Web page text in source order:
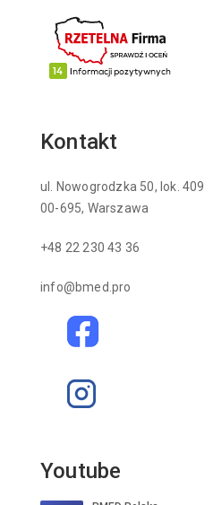
Kontakt
ul. Nowogrodzka 50, lok. 409
00-695, Warszawa
+48 22 230 43 36
info@bmed.pro
Youtube